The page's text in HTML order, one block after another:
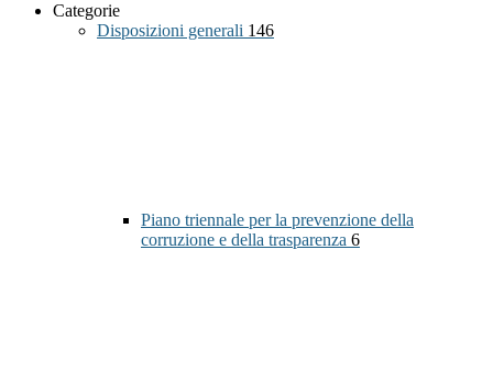
Categorie
Disposizioni generali 146
Piano triennale per la prevenzione della
corruzione e della trasparenza 6